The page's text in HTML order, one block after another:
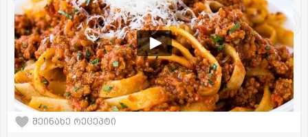
შეინახე რეცეპტი